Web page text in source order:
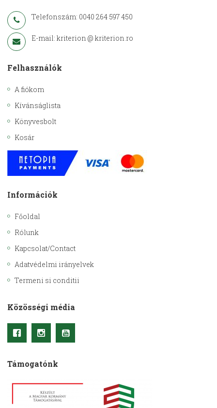
Telefonszám: 0040 264 597 450
E-mail: kriterion @ kriterion.ro
Felhasználók
A fiókom
Kívánságlista
Könyvesbolt
Kosár
Információk
Főoldal
Rólunk
Kapcsolat/Contact
Adatvédelmi irányelvek
Termeni si conditii
Közösségi média
Támogatónk